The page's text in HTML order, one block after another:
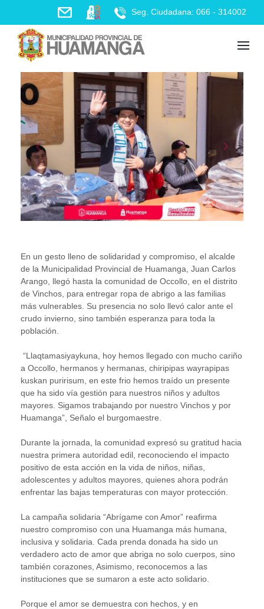
content
Seg. Ciudadana: 066 - 314002
En un gesto lleno de solidaridad y compromiso, el alcalde
de la Municipalidad Provincial de Huamanga, Juan Carlos
Arango, llegó hasta la comunidad de Occollo, en el distrito
de Vinchos, para entregar ropa de abrigo a las familias
más vulnerables. Su presencia no solo llevó calor ante el
crudo invierno, sino también esperanza para toda la
población.
“Llaqtamasiyaykuna, hoy hemos llegado con mucho cariño
a Occollo, hermanos y hermanas, chiripipas wayrapipas
kuskan puririsum, en este frio hemos traído un presente
que ha sido vía gestión para nuestros niños y adultos
mayores. Sigamos trabajando por nuestro Vinchos y por
Huamanga”, Señalo el burgomaestre.
Durante la jornada, la comunidad expresó su gratitud hacia
nuestra primera autoridad edil, reconociendo el impacto
positivo de esta acción en la vida de niños, niñas,
adolescentes y adultos mayores, quienes ahora podrán
enfrentar las bajas temperaturas con mayor protección.
La campaña solidaria “Abrígame con Amor” reafirma
nuestro compromiso con una Huamanga más humana,
inclusiva y solidaria. Cada prenda donada ha sido un
verdadero acto de amor que abriga no solo cuerpos, sino
también corazones, Asimismo, reconocemos a las
instituciones que se sumaron a este acto solidario.
Porque el amor se demuestra con hechos, y en